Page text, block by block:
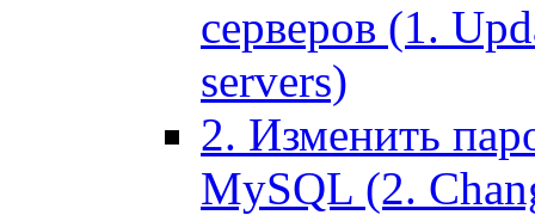
серверов (1.
servers)
2. Изменить
MySQL (2.